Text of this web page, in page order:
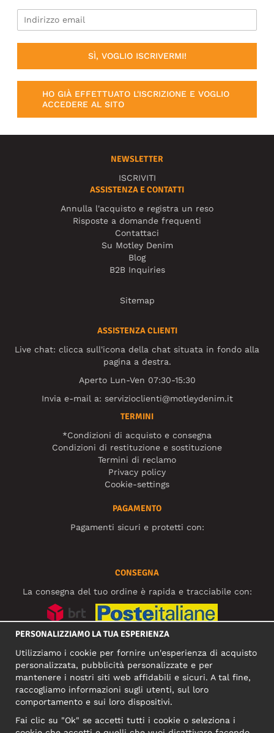
SÌ, VOGLIO ISCRIVERMI!
HO GIÀ EFFETTUATO L'ISCRIZIONE E VOGLIO
ACCEDERE AL SITO
NEWSLETTER
ISCRIVITI
ASSISTENZA E CONTATTI
Annulla l'acquisto e registra un reso
Risposte a domande frequenti
Contattaci
Su Motley Denim
Blog
B2B Inquiries
Sitemap
ASSISTENZA CLIENTI
Live chat: clicca sull'icona della chat situata in fondo alla
pagina a destra.
Aperto Lun-Ven 07:30-15:30
Invia e-mail a: servizioclienti@motleydenim.it
TERMINI
*Condizioni di acquisto e consegna
Condizioni di restituzione e sostituzione
Termini di reclamo
Privacy policy
Cookie-settings
PAGAMENTO
Pagamenti sicuri e protetti con:
CONSEGNA
La consegna del tuo ordine è rapida e tracciabile con:
INDIRIZZO COMMERCIALE
Narva mnt 5, EE-10117 Tallinn
PERSONALIZZIAMO LA TUA ESPERIENZA
Utilizziamo i cookie per fornire un'esperienza di acquisto
personalizzata, pubblicità personalizzate e per
mantenere i nostri siti web affidabili e sicuri. A tal fine,
raccogliamo informazioni sugli utenti, sul loro
comportamento e sui loro dispositivi.
Fai clic su "Ok" se accetti tutti i cookie o seleziona i